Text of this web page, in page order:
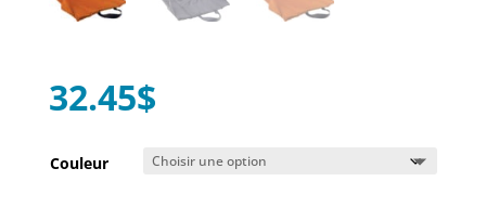
32.45$
Couleur